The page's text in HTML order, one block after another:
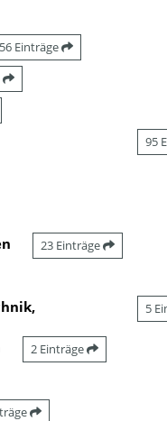
Einträge
95
23 Einträge
5
2 Einträge